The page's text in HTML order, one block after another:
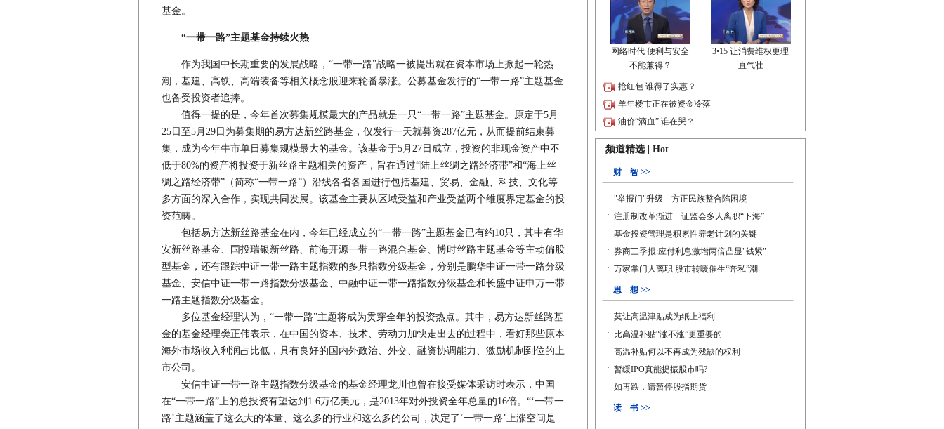
基金。
“一带一路”主题基金持续火热
作为我国中长期重要的发展战略，“一带一路”战略一被提出就在资本市场上掀起一轮热
潮，基建、高铁、高端装备等相关概念股迎来轮番暴涨。公募基金发行的“一带一路”主题基金
也备受投资者追捧。
值得一提的是，今年首次募集规模最大的产品就是一只“一带一路”主题基金。原定于5月
25日至5月29日为募集期的易方达新丝路基金，仅发行一天就募资287亿元，从而提前结束募
集，成为今年牛市单日募集规模最大的基金。该基金于5月27日成立，投资的非现金资产中不
低于80%的资产将投资于新丝路主题相关的资产，旨在通过“陆上丝绸之路经济带”和“海上丝
绸之路经济带”（简称“一带一路”）沿线各省各国进行包括基建、贸易、金融、科技、文化等
多方面的深入合作，实现共同发展。该基金主要从区域受益和产业受益两个维度界定基金的投
资范畴。
包括易方达新丝路基金在内，今年已经成立的“一带一路”主题基金已有约10只，其中有华
安新丝路基金、国投瑞银新丝路、前海开源一带一路混合基金、博时丝路主题基金等主动偏股
型基金，还有跟踪中证一带一路主题指数的多只指数分级基金，分别是鹏华中证一带一路分级
基金、安信中证一带一路指数分级基金、中融中证一带一路指数分级基金和长盛中证申万一带
一路主题指数分级基金。
多位基金经理认为，“一带一路”主题将成为贯穿全年的投资热点。其中，易方达新丝路基
金的基金经理樊正伟表示，在中国的资本、技术、劳动力加快走出去的过程中，看好那些原本
海外市场收入利润占比低，具有良好的国内外政治、外交、融资协调能力、激励机制到位的上
市公司。
安信中证一带一路主题指数分级基金的基金经理龙川也曾在接受媒体采访时表示，中国
在“一带一路”上的总投资有望达到1.6万亿美元，是2013年对外投资全年总量的16倍。“‘一带一
路’主题涵盖了这么大的体量、这么多的行业和这么多的公司，决定了‘一带一路’上涨空间是